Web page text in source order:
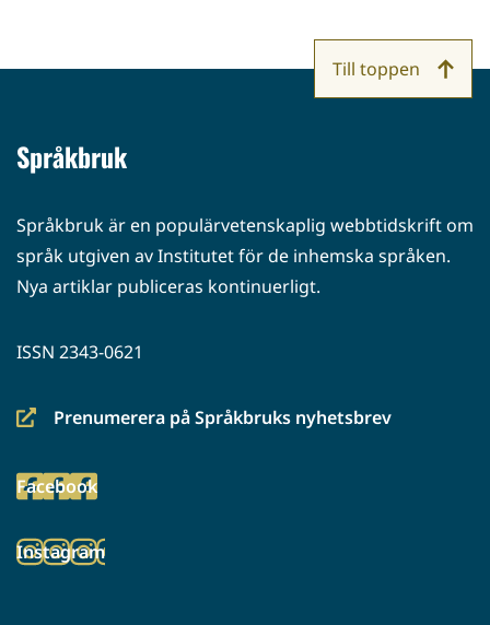
Språkbruk
Språkbruk är en populärvetenskaplig webbtidskrift om
språk utgiven av Institutet för de inhemska språken.
Nya artiklar publiceras kontinuerligt.
ISSN 2343-0621
Prenumerera på Språkbruks nyhetsbrev
(siirryt
palveluun)
Facebook
(siirryt
palveluun)
Instagram
(siirryt
Till toppen